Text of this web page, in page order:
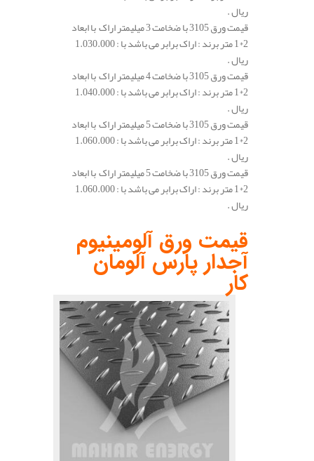
ریال .
قیمت ورق 3105 با ضخامت 3 میلیمتر اراک با ابعاد
ریال .
قیمت ورق 3105 با ضخامت 4 میلیمتر اراک با ابعاد
ریال .
قیمت ورق 3105 با ضخامت 5 میلیمتر اراک با ابعاد
ریال .
قیمت ورق 3105 با ضخامت 5 میلیمتر اراک با ابعاد
ریال .
قیمت ورق آلومینیوم
آجدار پارس آلومان
کار